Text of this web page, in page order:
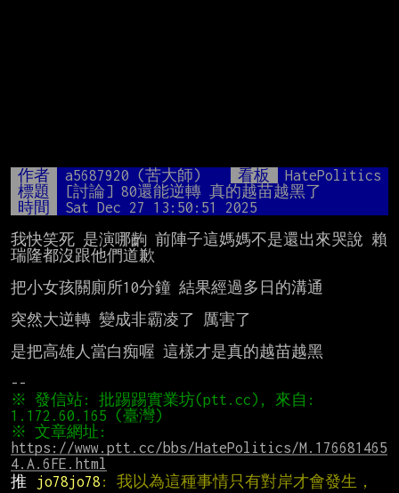
作者 a5687920 (苦大師) 看板
HatePolitics
標題
[討論] 80還能逆轉 真的越苗越黑了
時間
Sat Dec 27 13:50:51 2025
我快笑死 是演哪齣 前陣子這媽媽不是還出來哭說 賴
瑞隆都沒跟他們道歉
把小女孩關廁所10分鐘 結果經過多日的溝通
突然大逆轉 變成非霸凌了 厲害了
是把高雄人當白痴喔 這樣才是真的越苗越黑
※ 發信站: 批踢踢實業坊(ptt.cc), 來自:
https://www.ptt.cc/bbs/HatePolitics/M.176681465
4.A.6FE.html
推
jo78jo78 : 我以為這種事情只有對岸才會發生，